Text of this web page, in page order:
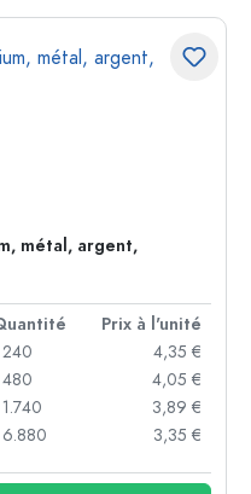
métal, argent,
Prix à l'unité
240
4,35 €
480
4,05 €
1.740
3,89 €
6.880
3,35 €